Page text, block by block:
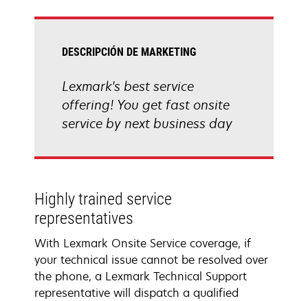
DESCRIPCIÓN DE MARKETING
Lexmark's best service
offering! You get fast onsite
service by next business day
Highly trained service
representatives
With Lexmark Onsite Service coverage, if
your technical issue cannot be resolved over
the phone, a Lexmark Technical Support
representative will dispatch a qualified